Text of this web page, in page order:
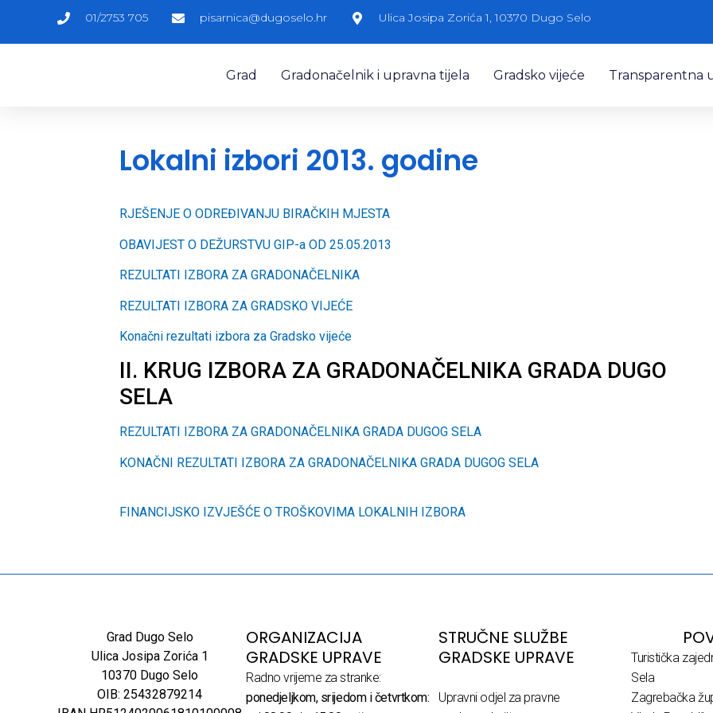
01/2753 705 pisarnica@dugoselo.hr Ulica Josipa Zorića 1, 10370 Dugo Selo
Grad Gradonačelnik i upravna tijela Gradsko vijeće Transparentna
Lokalni izbori 2013. godine
RJEŠENJE O ODREĐIVANJU BIRAČKIH MJESTA
OBAVIJEST O DEŽURSTVU GIP-a OD 25.05.2013
REZULTATI IZBORA ZA GRADONAČELNIKA
REZULTATI IZBORA ZA GRADSKO VIJEĆE
Konačni rezultati izbora za Gradsko vijeće
II. KRUG IZBORA ZA GRADONAČELNIKA GRADA DUGO
SELA
REZULTATI IZBORA ZA GRADONAČELNIKA GRADA DUGOG SELA
KONAČNI REZULTATI IZBORA ZA GRADONAČELNIKA GRADA DUGOG SELA
FINANCIJSKO IZVJEŠĆE O TROŠKOVIMA LOKALNIH IZBORA
Grad Dugo Selo
Ulica Josipa Zorića 1
10370 Dugo Selo
OIB: 25432879214
ORGANIZACIJA
GRADSKE UPRAVE
Radno vrijeme za stranke:
ponedjeljkom, srijedom i četvrtkom:
STRUČNE SLUŽBE
GRADSKE UPRAVE
Upravni odjel za pravne
Turistička
Sela
Zagrebačka